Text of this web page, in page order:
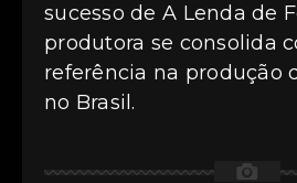
sucesso de A Lenda de
produtora se consolida
referência na produção
no Brasil.
📷